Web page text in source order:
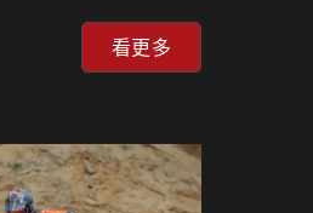
共享車平台全台營運
旅遊熱潮，將服務範圍
在出發日60天前透過
鬆取車，開iRent暢遊
看更多